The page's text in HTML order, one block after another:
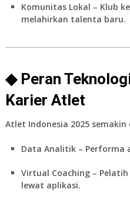
Komunitas Lokal – Klub
melahirkan talenta baru.
◆ Peran
Karier Atlet
Atlet Indonesia 2025semakin
Data Analitik– Performa
Virtual Coaching– Pelatih
lewat aplikasi.